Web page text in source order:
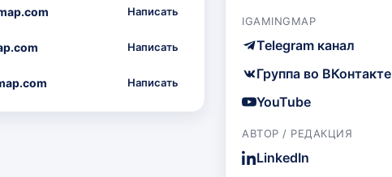
Написать
Написать
Написать
IGAMINGMAP
Telegram канал
Группа во ВКонтакте
YouTube
АВТОР / РЕДАКЦИЯ
LinkedIn